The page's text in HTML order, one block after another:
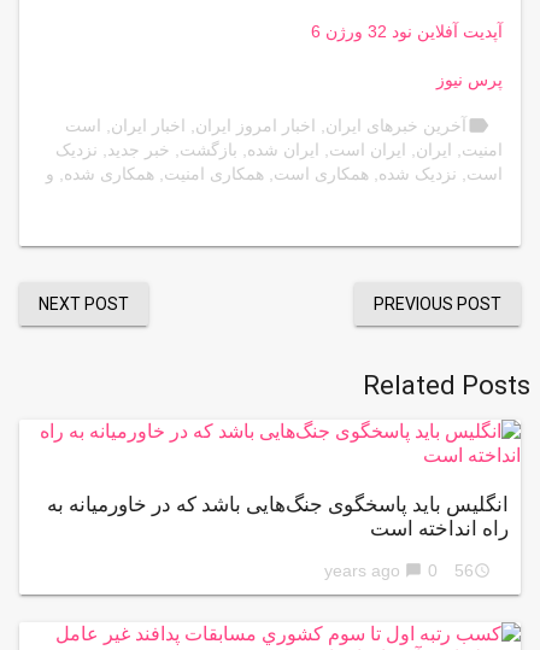
آپدیت آفلاین نود 32 ورژن 6
پرس نیوز
label آخرین خبرهای ایران اخبار امروز ایران اخبار ایران
است
امنیت
ایران ایران است ایران شده بازگشت خبر جدید
نزدیک
است
نزدیک شده همکاری است همکاری امنیت همکاری شده و
PREVIOUS POST
NEXT POST
Related Posts
انگلیس باید پاسخگوی جنگ‌هایی باشد که در خاورمیانه به
راه انداخته است
access_time
56 years ago
chat_bubble 0